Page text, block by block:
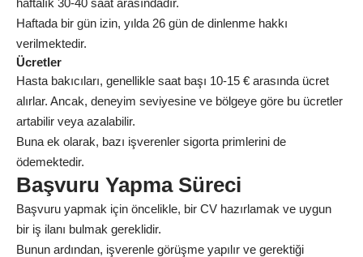
haftalık 30-40 saat arasındadır.
Haftada bir gün izin, yılda 26 gün de dinlenme hakkı
verilmektedir.
Ücretler
Hasta bakıcıları, genellikle saat başı 10-15 € arasında ücret
alırlar. Ancak, deneyim seviyesine ve bölgeye göre bu ücretler
artabilir veya azalabilir.
Buna ek olarak, bazı işverenler sigorta primlerini de
ödemektedir.
Başvuru Yapma Süreci
Başvuru yapmak için öncelikle, bir CV hazırlamak ve uygun
bir iş ilanı bulmak gereklidir.
Bunun ardından, işverenle görüşme yapılır ve gerektiği